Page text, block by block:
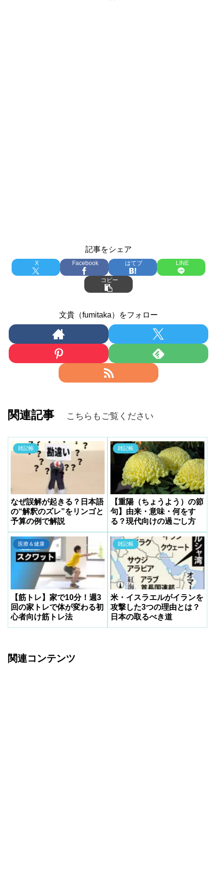
記事をシェア
X Facebook はてブ LINE
コピー
文貴（fumitaka）をフォロー
関連記事 こちらもご覧ください
雑記帳
なぜ誤解が起きる？日本語
の“解釈のズレ”をリンゴと
予算の例で解説
雑記帳
【重陽（ちょうよう）の節
句】由来・意味・何をす
る？現代向けの過ごし方
医療＆健康
【筋トレ】家で10分！週3
回の家トレで体が変わる初
心者向け筋トレ法
雑記帳
米・イスラエルがイランを
攻撃した3つの理由とは？
日本の取るべき道
関連コンテンツ